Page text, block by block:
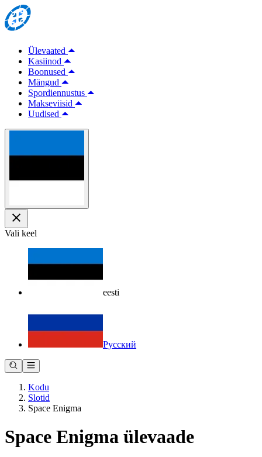
Ülevaated
Kasiinod
Boonused
Mängud
Spordiennustus
Makseviisid
Uudised
Vali keel
eesti
Русский
Kodu
Slotid
Space Enigma
Space Enigma ülevaade